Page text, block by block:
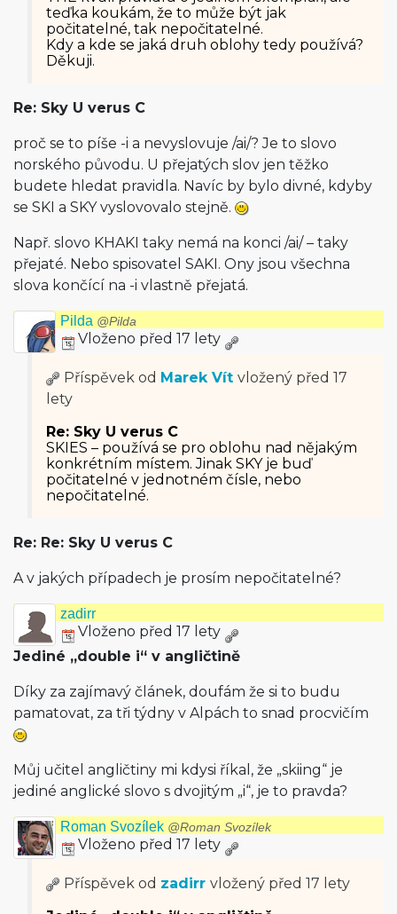
teďka koukám, že to může být jak
počitatelné, tak nepočitatelné.
Kdy a kde se jaká druh oblohy tedy používá?
Děkuji.
Re: Sky U verus C
proč se to píše -i a nevyslovuje /ai/? Je to slovo
norského původu. U přejatých slov jen těžko
budete hledat pravidla. Navíc by bylo divné, kdyby
se SKI a SKY vyslovovalo stejně.
Např. slovo KHAKI taky nemá na konci /ai/ – taky
přejaté. Nebo spisovatel SAKI. Ony jsou všechna
slova končící na -i vlastně přejatá.
Pilda @Pilda
Vloženo před 17 lety
Příspěvek od Marek Vít vložený před 17
lety
Re: Sky U verus C
SKIES – používá se pro oblohu nad nějakým
konkrétním místem. Jinak SKY je buď
počitatelné v jednotném čísle, nebo
nepočitatelné.
Re: Re: Sky U verus C
A v jakých případech je prosím nepočitatelné?
zadirr
Vloženo před 17 lety
Jediné „double i“ v angličtině
Díky za zajímavý článek, doufám že si to budu
pamatovat, za tři týdny v Alpách to snad procvičím
Můj učitel angličtiny mi kdysi říkal, že „skiing“ je
jediné anglické slovo s dvojitým „i“, je to pravda?
Roman Svozílek @Roman Svozílek
Vloženo před 17 lety
Příspěvek od zadirr vložený před 17 lety